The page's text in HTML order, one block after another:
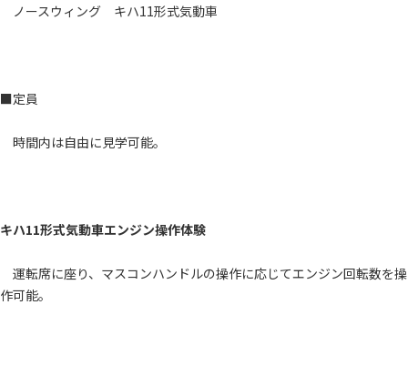
ノースウィング キハ11形式気動車
■定員
時間内は自由に見学可能。
キハ11形式気動車エンジン操作体験
運転席に座り、マスコンハンドルの操作に応じてエンジン回転数を操
作可能。